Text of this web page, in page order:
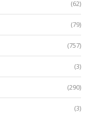
(62)
(79)
(757)
(3)
(290)
(3)